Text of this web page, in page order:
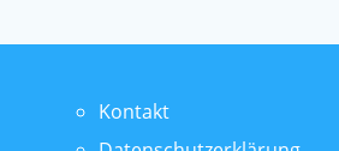
Kontakt